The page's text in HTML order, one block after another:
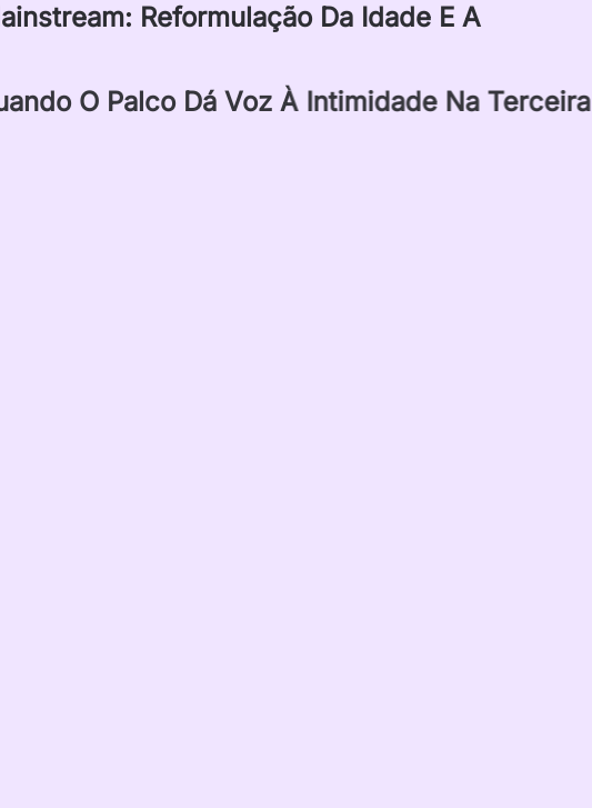
Reformulação Da Idade E A
O Palco Dá Voz À Intimidade Na Terceira